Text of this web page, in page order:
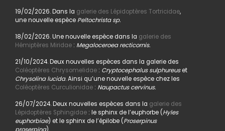
19/02/2026. Dans la galerie des Lépidoptères Tortricidae,
une nouvelle espèce Peltochrista sp.
18/02/2026. Une nouvelle espèce dans la galerie des
Hémiptères Miridae: Megaloceroea recticornis.
21/10/2024. Deux nouvelles espèces dans la galerie des
Coléoptères Chrysomelidae: Cryptocephalus sulphureuset
Chrysolina lucida. Ainsi qu’une nouvelle espèce chez les
Coléoptères Curculionidae : Naupactus cervinus.
26/07/2024. Deux nouvelles espèces dans la galerie des
Lépidoptères Sphingidae: le sphinx de l’euphorbe (Hyles
euphorbiae) et le sphinx de l’épilobe (Proserpinus